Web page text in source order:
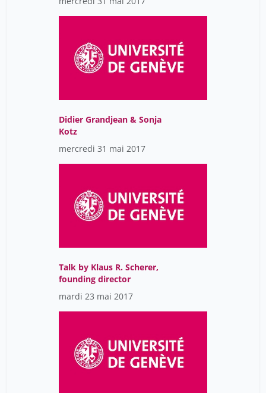
Didier Grandjean & Sonja
Kotz
mercredi 31 mai 2017
Talk by Klaus R. Scherer,
founding director
mardi 23 mai 2017